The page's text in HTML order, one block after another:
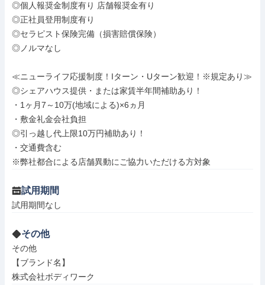
◎個人報奨金制度有り 店舗報奨金有り
◎正社員登用制度有り
◎セラピスト保険完備（損害賠償保険）
◎ノルマなし
≪ニューライフ応援制度！Iターン・Uターン歓迎！※規定あり≫
◎シェアハウス提供・または家賃半年間補助あり！
・1ヶ月7～10万(地域による)×6ヵ月
・敷金礼金会社負担
◎引っ越し代上限10万円補助あり！
・交通費含む
※弊社都合による店舗異動にご協力いただける方対象
試用期間
試用期間なし
その他
その他
【ブランド名】
株式会社ボディワーク